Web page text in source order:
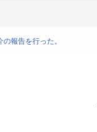
報告を行った。